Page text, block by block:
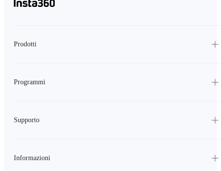
Prodotti
Programmi
Supporto
Informazioni